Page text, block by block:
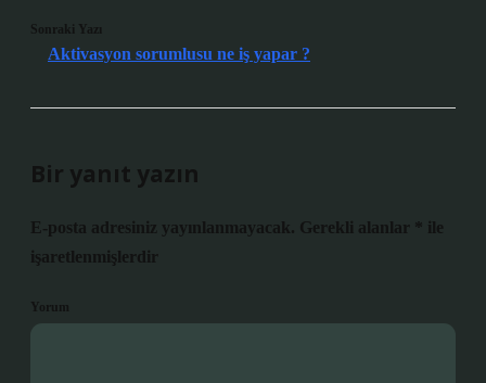
Sonraki Yazı
Aktivasyon sorumlusu ne iş yapar ?
Bir yanıt yazın
E-posta adresiniz yayınlanmayacak. Gerekli alanlar * ile
işaretlenmişlerdir
Yorum